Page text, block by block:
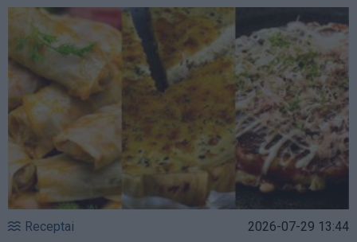
Receptai 2026-07-29 13:44